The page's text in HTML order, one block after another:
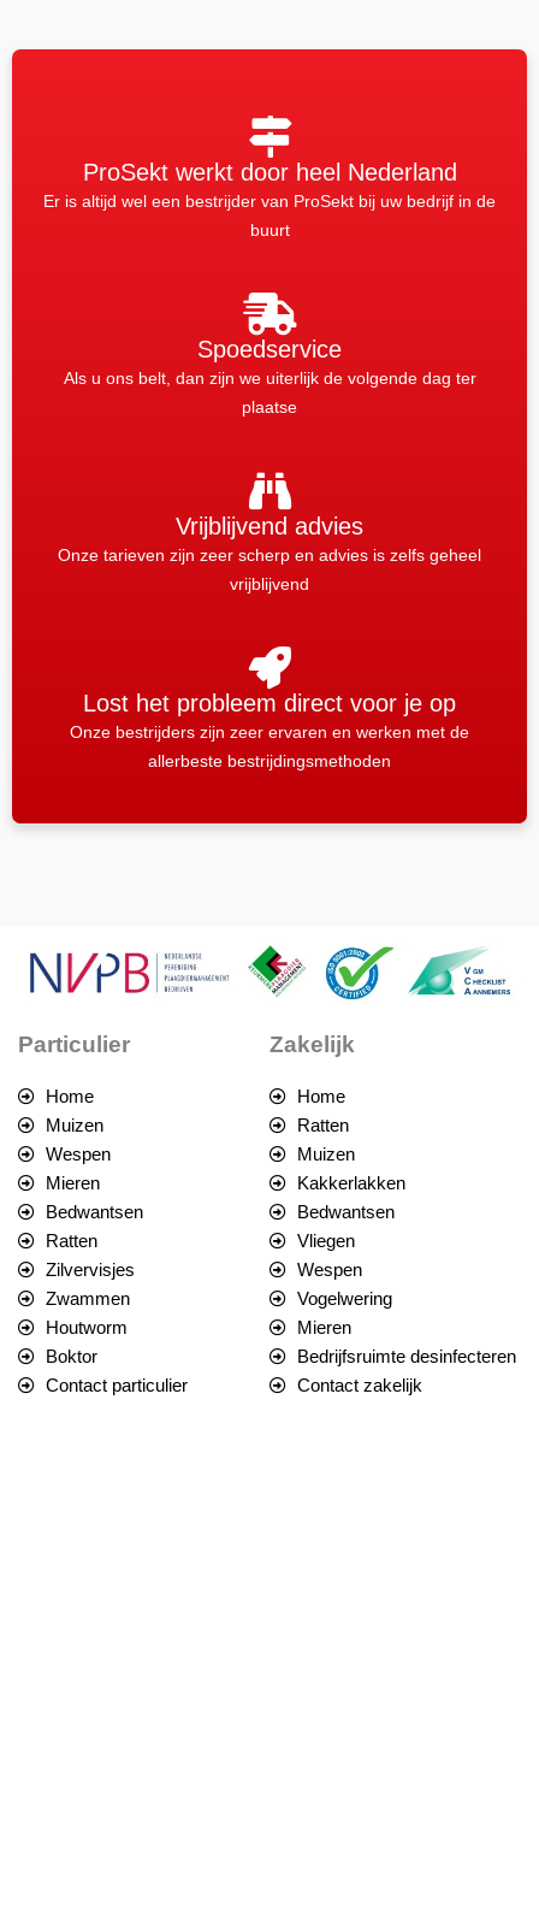
ProSekt werkt door heel Nederland
Er is altijd wel een bestrijder van ProSekt bij uw bedrijf in de
buurt
Spoedservice
Als u ons belt, dan zijn we uiterlijk de volgende dag ter
plaatse
Vrijblijvend advies
Onze tarieven zijn zeer scherp en advies is zelfs geheel
vrijblijvend
Lost het probleem direct voor je op
Onze bestrijders zijn zeer ervaren en werken met de
allerbeste bestrijdingsmethoden
Particulier
Home
Muizen
Wespen
Mieren
Bedwantsen
Ratten
Zilvervisjes
Zwammen
Houtworm
Boktor
Contact particulier
Zakelijk
Home
Ratten
Muizen
Kakkerlakken
Bedwantsen
Vliegen
Wespen
Vogelwering
Mieren
Bedrijfsruimte desinfecteren
Contact zakelijk